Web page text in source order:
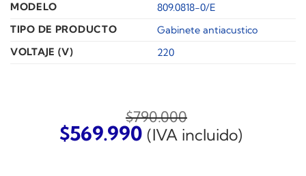
MODELO
809.0818-0/E
TIPO DE PRODUCTO
Gabinete antiacustico
VOLTAJE (V)
220
$790.000
El
$569.990El
(IVA incluido)